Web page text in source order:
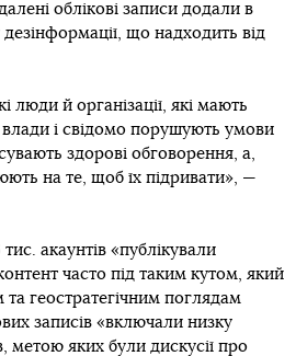
облікові записи додали в
що надходить від
й організації, які мають
влади і свідомо порушують умови
здорові обговорення, а,
на те, щоб їх підривати», —
акаунтів «публікували
часто під таким кутом, який
геостратегічним поглядам
записів «включали низку
яких були дискусії про